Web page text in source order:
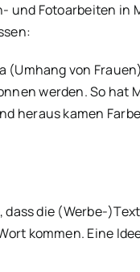
und Fotoarbeiten in
von
werden. So
heraus kamen
die (Werbe-
kommen. Eine